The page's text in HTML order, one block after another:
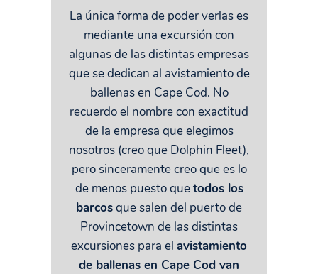
La única forma de poder verlas es
mediante una excursión con
algunas de las distintas empresas
que se dedican al avistamiento de
ballenas en Cape Cod. No
recuerdo el nombre con exactitud
de la empresa que elegimos
nosotros (creo que Dolphin Fleet),
pero sinceramente creo que es lo
de menos puesto quetodos los
barcosque salen del puerto de
Provincetown de las distintas
excursiones para el avistamiento
de ballenas en Cape Cod van